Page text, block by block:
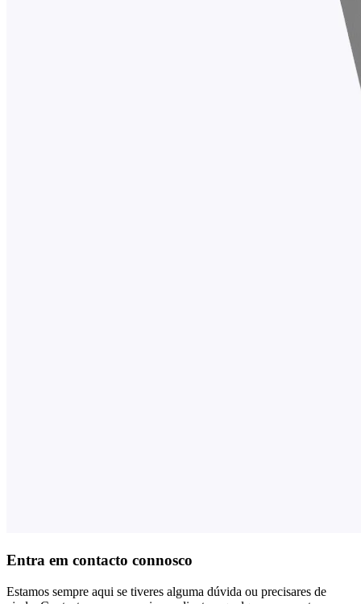
Entra em contacto connosco
Estamos sempre aqui se tiveres alguma dúvida ou precisares de